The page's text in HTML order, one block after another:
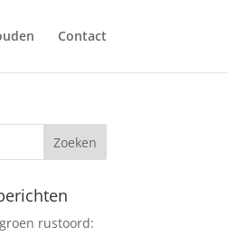
Contact
rustoord: